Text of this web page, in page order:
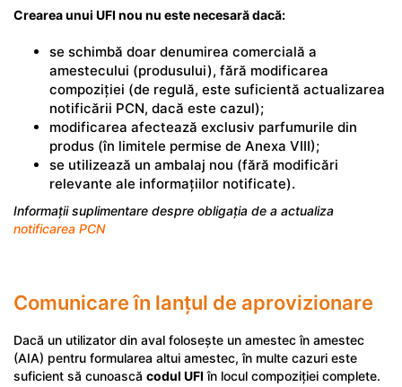
Crearea unui UFI nou nu este necesară dacă:
se schimbă doar denumirea comercială a
amestecului (produsului), fără modificarea
compoziției (de regulă, este suficientă actualizarea
notificării PCN, dacă este cazul);
modificarea afectează exclusiv parfumurile din
produs (în limitele permise de Anexa VIII);
se utilizează un ambalaj nou (fără modificări
relevante ale informațiilor notificate).
Informații suplimentare despre obligația de a actualiza
notificarea PCN
Comunicare în lanțul de aprovizionare
Dacă un utilizator din aval folosește un amestec în amestec
(AIA) pentru formularea altui amestec, în multe cazuri este
suficient să cunoască codul UFI în locul compoziției complete.